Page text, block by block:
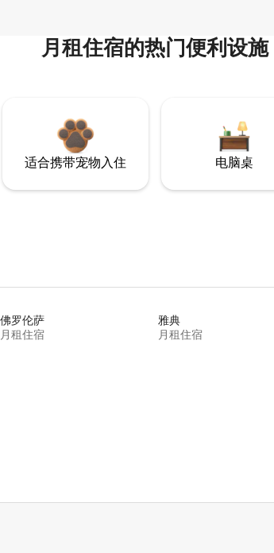
月租住宿的热门便利设施
适合携带宠物入住 电脑桌
佛罗伦萨
月租住宿
雅典
月租住宿